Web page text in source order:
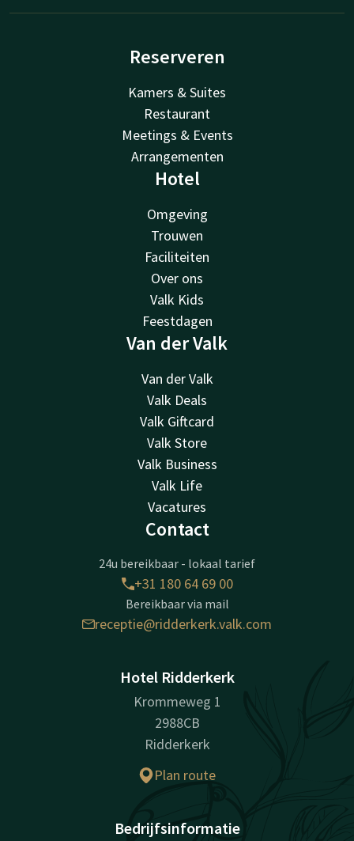
Reserveren
Kamers & Suites
Restaurant
Meetings & Events
Arrangementen
Hotel
Omgeving
Trouwen
Faciliteiten
Over ons
Valk Kids
Feestdagen
Van der Valk
Van der Valk
Valk Deals
Valk Giftcard
Valk Store
Valk Business
Valk Life
Vacatures
Contact
24u bereikbaar - lokaal tarief
+31 180 64 69 00
Bereikbaar via mail
receptie@ridderkerk.valk.com
Hotel Ridderkerk
Krommeweg 1
2988CB
Ridderkerk
Plan route
Bedrijfsinformatie